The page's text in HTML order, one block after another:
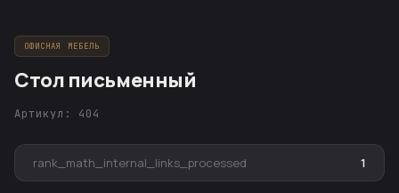
ОФИСНАЯ МЕБЕЛЬ
Стол письменный
Артикул: 404
rank_math_internal_links_processed 1